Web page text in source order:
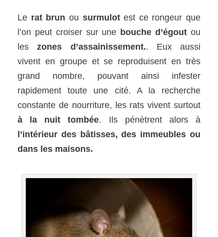
Le rat brun ou surmulotest ce rongeur que
l’on peut croiser sur une bouche d’égout ou
les zones d’assainissement.. Eux aussi
vivent en groupe et se reproduisent en très
grand nombre, pouvant ainsi infester
rapidement toute une cité. A la recherche
constante de nourriture, les rats vivent surtout
à la nuit tombée. Ils pénètrent alors à
l’intérieur des bâtisses, des immeubles ou
dans les maisons.